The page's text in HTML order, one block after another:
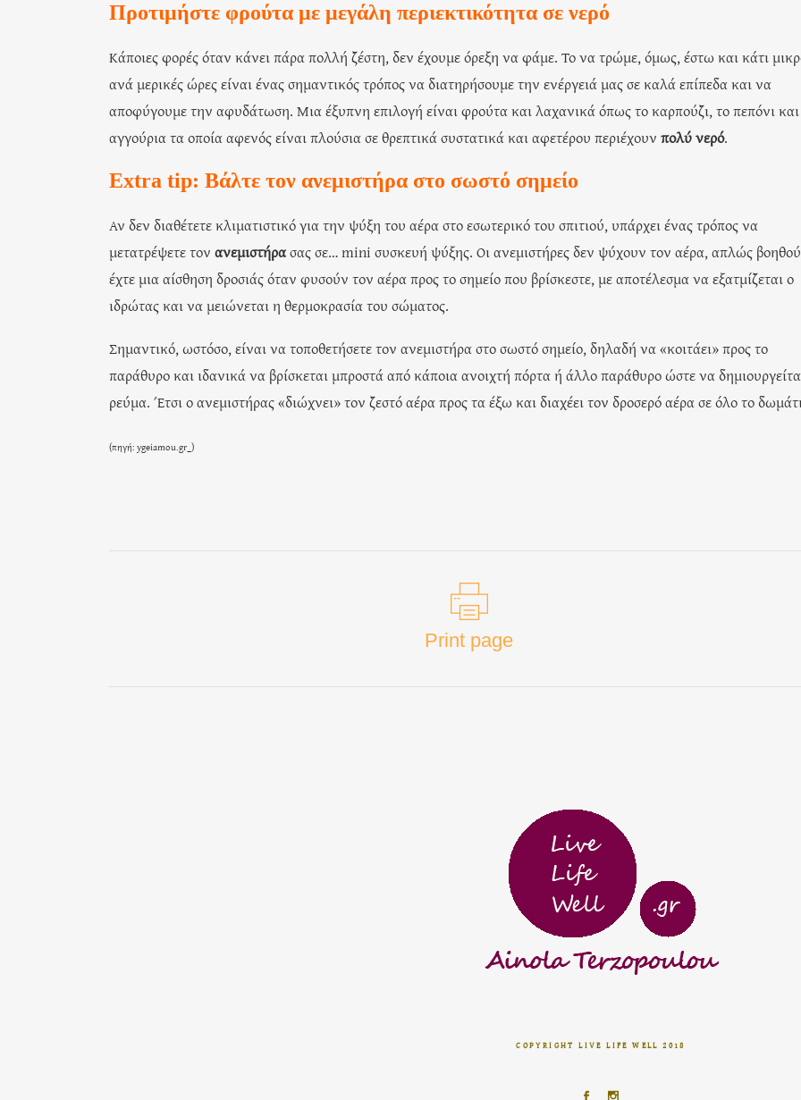
Προτιμήστε φρούτα με μεγάλη περιεκτικότητα σε νερό
Κάποιες φορές όταν κάνει πάρα πολλή ζέστη, δεν έχουμε όρεξη να φάμε. Το να τρώμε, όμως, έστω και κάτι
ανά μερικές ώρες είναι ένας σημαντικός τρόπος να διατηρήσουμε την ενέργειά μας σε καλά επίπεδα και να
αποφύγουμε την αφυδάτωση. Μια έξυπνη επιλογή είναι φρούτα και λαχανικά όπως το καρπούζι, το πεπόνι
αγγούρια τα οποία αφενός είναι πλούσια σε θρεπτικά συστατικά και αφετέρου περιέχουν πολύ νερό.
Extra tip: Βάλτε τον ανεμιστήρα στο σωστό σημείο
Αν δεν διαθέτετε κλιματιστικό για την ψύξη του αέρα στο εσωτερικό του σπιτιού, υπάρχει ένας τρόπος να
μετατρέψετε τον ανεμιστήρασας σε… mini συσκευή ψύξης. Οι ανεμιστήρες δεν ψύχουν τον αέρα, απλώς
έχτε μια αίσθηση δροσιάς όταν φυσούν τον αέρα προς το σημείο που βρίσκεστε, με αποτέλεσμα να εξατμίζεται ο
ιδρώτας και να μειώνεται η θερμοκρασία του σώματος.
Σημαντικό, ωστόσο, είναι να τοποθετήσετε τον ανεμιστήρα στο σωστό σημείο, δηλαδή να «κοιτάει» προς το
παράθυρο και ιδανικά να βρίσκεται μπροστά από κάποια ανοιχτή πόρτα ή άλλο παράθυρο ώστε να
ρεύμα. Έτσι ο ανεμιστήρας «διώχνει» τον ζεστό αέρα προς τα έξω και διαχέει τον δροσερό αέρα σε όλο το
(πηγή: ygeiamou.gr_)
Print page
COPYRIGHT LIVE LIFE WELL 2018